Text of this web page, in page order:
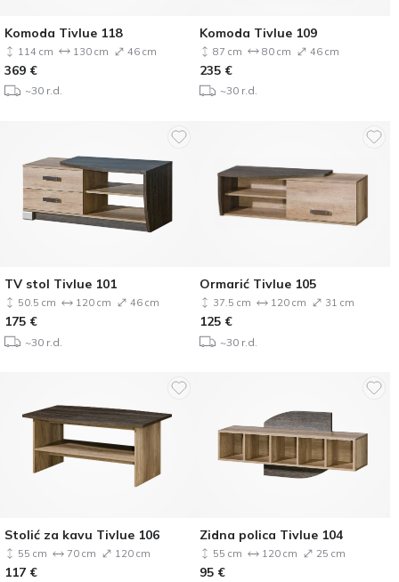
Komoda Tivlue 118
114 cm 130 cm 46 cm
369 €
~30 r.d.
Komoda Tivlue 109
87 cm 80 cm 46 cm
235 €
~30 r.d.
TV stol Tivlue 101
50.5 cm 120 cm 46 cm
175 €
~30 r.d.
Ormarić Tivlue 105
37.5 cm 120 cm 31 cm
125 €
~30 r.d.
Stolić za kavu Tivlue 106
55 cm 70 cm 120 cm
117 €
Zidna polica Tivlue 104
55 cm 120 cm 25 cm
95 €